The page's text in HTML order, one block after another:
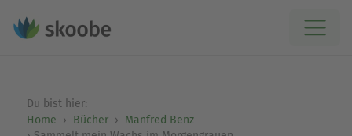
Du bist hier:
Home
Bücher
Manfred Benz